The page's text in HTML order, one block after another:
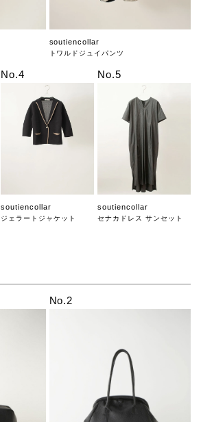
soutiencollar
トワルドジュイパンツ
No.4
soutiencollar
ジェラートジャケット
No.5
soutiencollar
セナカドレス サンセット
No.2